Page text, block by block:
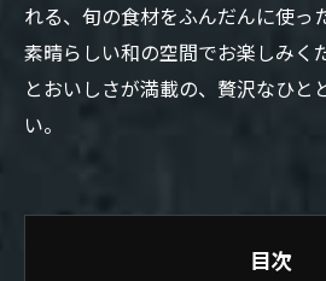
れる、旬の食材をふんだんに使っ
素晴らしい和の空間でお楽しみく
とおいしさが満載の、贅沢なひと
い。
目次